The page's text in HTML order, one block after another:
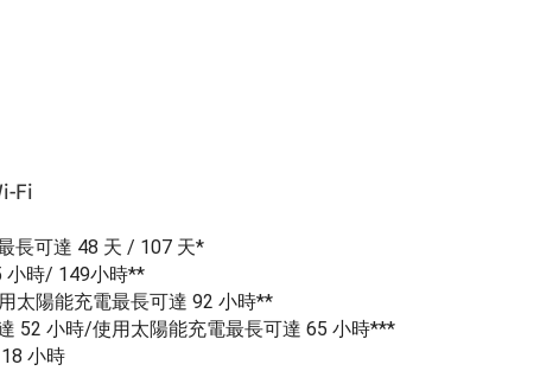
Fi
長可達 48 天 / 107 天*
小時/ 149小時**
太陽能充電最長可達 92 小時**
52 小時/使用太陽能充電最長可達 65 小時***
小時